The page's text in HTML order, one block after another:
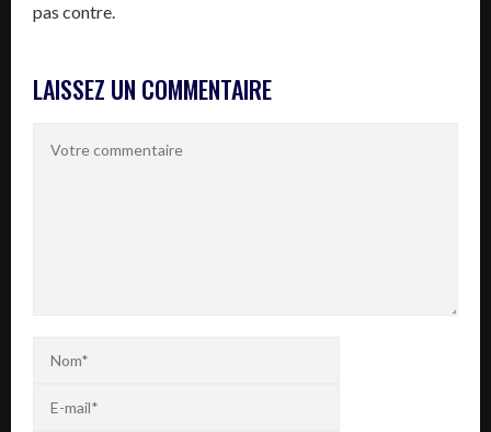
pas contre.
LAISSEZ UN COMMENTAIRE